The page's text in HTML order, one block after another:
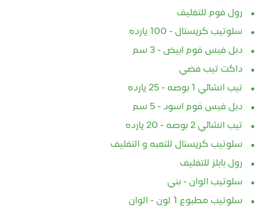
رول فوم للتغليف
سلوتيب كريستال - 100 يارده
دبل فيس فوم ابيض - 3 سم
داكت تيب فضي
تيب انشائي 1 بوصه - 25 يارده
دبل فيس فوم اسود - 5 سم
تيب انشائي 2 بوصه - 20 يارده
سلوتيب كريستال للتعبه و التغليف
رول بابلز للتغليف
سلوتيب الوان - بني
سلوتيب مطبوع 1 لون - الوان